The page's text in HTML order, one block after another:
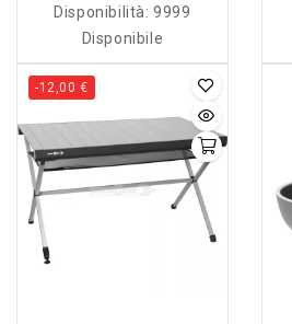
Disponibilità:9999
Disponibile
-12,00 €